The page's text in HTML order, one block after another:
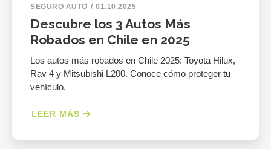
SEGURO AUTO 01.10.2025
Descubre los 3 Autos Más
Robados en Chile en 2025
Los autos más robados en Chile 2025: Toyota Hilux,
Rav 4 y Mitsubishi L200. Conoce cómo proteger tu
vehículo.
LEER MÁS